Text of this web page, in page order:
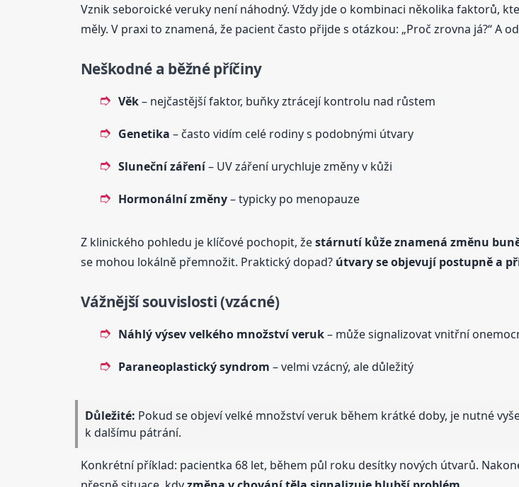
Vznik seboroické veruky není náhodný. Vždy jde o kombinaci několika faktorů,
měly. V praxi to znamená, že pacient často přijde s otázkou: „Proč zrovna já?“ A
Neškodné a běžné příčiny
Věk– nejčastější faktor, buňky ztrácejí kontrolu nad růstem
Genetika – často vidím celé rodiny s podobnými útvary
Sluneční záření– UV záření urychluje změny v kůži
Hormonální změny– typicky po menopauze
Z klinického pohledu je klíčové pochopit, žestárnutí kůže znamená změnu
se mohou lokálně přemnožit. Praktický dopad? útvary se objevují postupně a
Vážnější souvislosti (vzácné)
Náhlý výsev velkého množství veruk– může signalizovat vnitřní
Paraneoplastický syndrom – velmi vzácný, ale důležitý
Důležité: Pokud se objeví velké množství veruk během krátké doby, je nutné
k dalšímu pátrání.
Konkrétní příklad: pacientka 68 let, během půl roku desítky nových útvarů.